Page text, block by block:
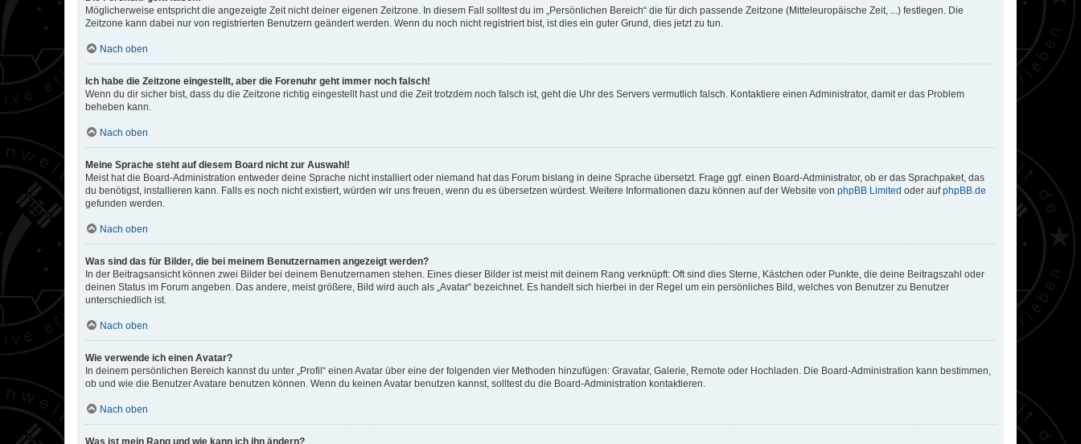
Möglicherweise entspricht die angezeigte Zeit nicht deiner eigenen Zeitzone. In diesem Fall solltest du im „Persönlichen Bereich“ die für dich passende Zeitzone (Mitteleuropäische Zeit, ...) festlegen. Die
Zeitzone kann dabei nur von registrierten Benutzern geändert werden. Wenn du noch nicht registriert bist, ist dies ein guter Grund, dies jetzt zu tun.
Nach oben
Ich habe die Zeitzone eingestellt, aber die Forenuhr geht immer noch falsch!
Wenn du dir sicher bist, dass du die Zeitzone richtig eingestellt hast und die Zeit trotzdem noch falsch ist, geht die Uhr des Servers vermutlich falsch. Kontaktiere einen Administrator, damit er das Problem
beheben kann.
Nach oben
Meine Sprache steht auf diesem Board nicht zur Auswahl!
Meist hat die Board-Administration entweder deine Sprache nicht installiert oder niemand hat das Forum bislang in deine Sprache übersetzt. Frage ggf. einen Board-Administrator, ob er das Sprachpaket, das
du benötigst, installieren kann. Falls es noch nicht existiert, würden wir uns freuen, wenn du es übersetzen würdest. Weitere Informationen dazu können auf der Website von phpBB Limited oder aufphpBB.de
gefunden werden.
Nach oben
Was sind das für Bilder, die bei meinem Benutzernamen angezeigt werden?
In der Beitragsansicht können zwei Bilder bei deinem Benutzernamen stehen. Eines dieser Bilder ist meist mit deinem Rang verknüpft: Oft sind dies Sterne, Kästchen oder Punkte, die deine Beitragszahl oder
deinen Status im Forum angeben. Das andere, meist größere, Bild wird auch als „Avatar“ bezeichnet. Es handelt sich hierbei in der Regel um ein persönliches Bild, welches von Benutzer zu Benutzer
unterschiedlich ist.
Nach oben
Wie verwende ich einen Avatar?
In deinem persönlichen Bereich kannst du unter „Profil“ einen Avatar über eine der folgenden vier Methoden hinzufügen: Gravatar, Galerie, Remote oder Hochladen. Die Board-Administration kann bestimmen,
ob und wie die Benutzer Avatare benutzen können. Wenn du keinen Avatar benutzen kannst, solltest du die Board-Administration kontaktieren.
Nach oben
Was ist mein Rang und wie kann ich ihn ändern?